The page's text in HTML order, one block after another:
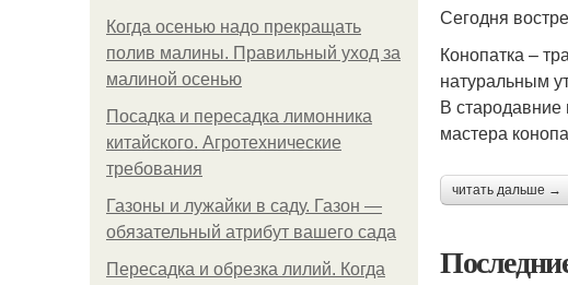
Когда осенью надо прекращать
полив малины. Правильный уход за
малиной осенью
Посадка и пересадка лимонника
китайского. Агротехнические
требования
Газоны и лужайки в саду. Газон —
обязательный атрибут вашего сада
Пересадка и обрезка лилий. Когда
Сегодня
Конопатка –
натуральным
В
мастера
читать дальше →